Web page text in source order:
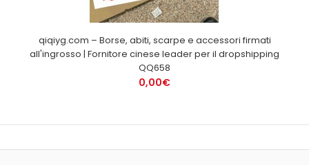
qiqiyg.com – Borse, abiti, scarpe e accessori firmati
all'ingrosso | Fornitore cinese leader per il dropshipping
QQ658
0,00€